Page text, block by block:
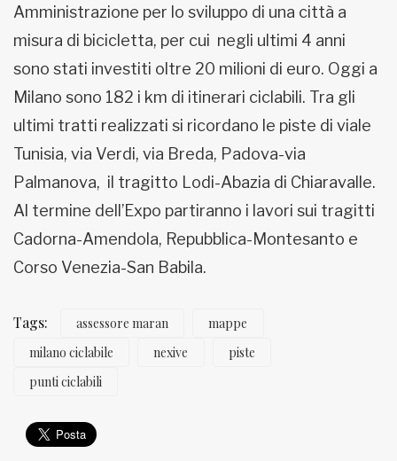
Amministrazione per lo sviluppo di una città a
misura di bicicletta, per cui negli ultimi 4 anni
sono stati investiti oltre 20 milioni di euro. Oggi a
Milano sono 182 i km di itinerari ciclabili. Tra gli
ultimi tratti realizzati si ricordano le piste di viale
Tunisia, via Verdi, via Breda, Padova-via
Palmanova, il tragitto Lodi-Abazia di Chiaravalle.
Al termine dell’Expo partiranno i lavori sui tragitti
Cadorna-Amendola, Repubblica-Montesanto e
Corso Venezia-San Babila.
Tags: assessore maran
mappe
milano ciclabile
nexive
piste
punti ciclabili